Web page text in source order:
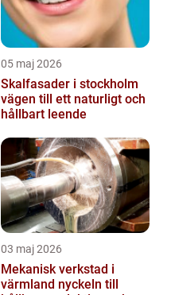
05 maj 2026
Skalfasader i stockholm
vägen till ett naturligt och
hållbart leende
03 maj 2026
Mekanisk verkstad i
värmland nyckeln till